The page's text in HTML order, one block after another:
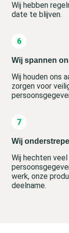
Wij hebben
date te blijven.
Wij spannen
Wij houden ons
zorgen voor
Wij
Wij hechten
werk, onze
deelname.